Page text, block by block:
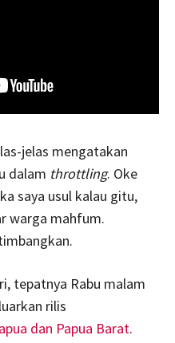
jelas mengatakan
dalam throttling. Oke
saya usul kalau gitu,
warga mahfum.
tepatnya Rabu malam
rilis
dan Papua Barat.